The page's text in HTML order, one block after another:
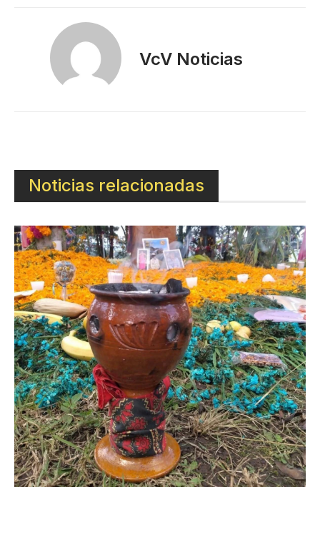
VcV Noticias
Noticias relacionadas